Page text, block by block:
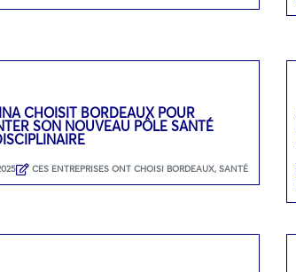
CHOISIT BORDEAUX POUR
SON NOUVEAU PÔLE SANTÉ
CES ENTREPRISES ONT CHOISI BORDEAUX,SANTÉ